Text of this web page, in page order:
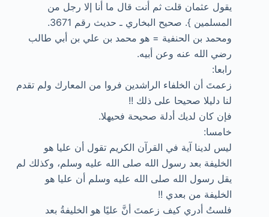
يقول عثمان قلت ثم أنت قال ما أنا إلا رجل من
المسلمين }. صحيح البخاري ـ حديث رقم 3671.
ومحمد بن الحنفية = هو محمد بن علي بن أبي طالب
رضي الله عنه وعن أبيه.
رابعا:
زعمتَ أن الخلفاء الراشدين فروا من المعارك ولم تقدم
لنا دليلا صحيحا على ذلك !!
فإن كان لديك أدلة صحيحة فحيهلا.
خامسا:
ليس لدينا آية في القرآن الكريم تقول أن عليا هو
الخليفة بعد رسول الله صلى الله عليه وسلم، وكذلك لم
يقل رسول الله صلى الله عليه وسلم أن عليا هو
الخليفة من بعدي !!
فلستُ أدري كيف زعمتَ أنَّ عليًا هو الخليفةُ بعد